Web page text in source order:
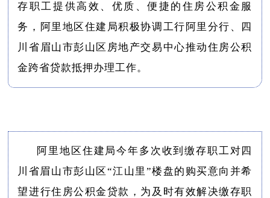
存职工提供高效、优质、便捷的住房公积金服
务，阿里地区住建局积极协调工行阿里分行、四
川省眉山市彭山区房地产交易中心推动住房公积
金跨省贷款抵押办理工作。
阿里地区住建局今年多次收到缴存职工对四
川省眉山市彭山区“江山里”楼盘的购买意向并希
望进行住房公积金贷款，为及时有效解决缴存职